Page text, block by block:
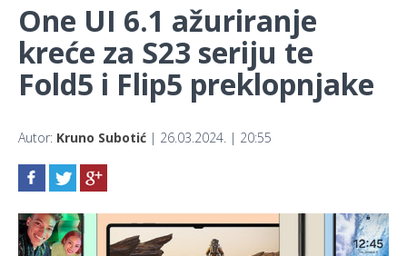
One UI 6.1 ažuriranje
kreće za S23 seriju te
Fold5 i Flip5 preklopnjake
Autor: Kruno Subotić | 26.03.2024. | 20:55